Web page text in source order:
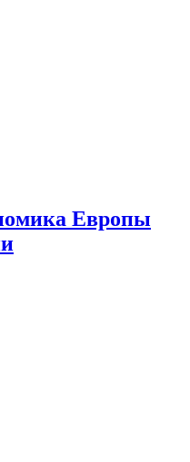
Европы